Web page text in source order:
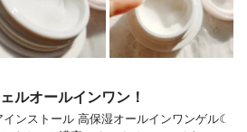
ルオールインワン！
ンストール 高保湿オールインワンゲル☾